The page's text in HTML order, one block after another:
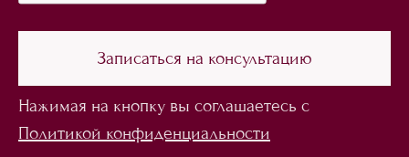
Нажимая на кнопку вы соглашаетесь с
Политикой конфиденциальности